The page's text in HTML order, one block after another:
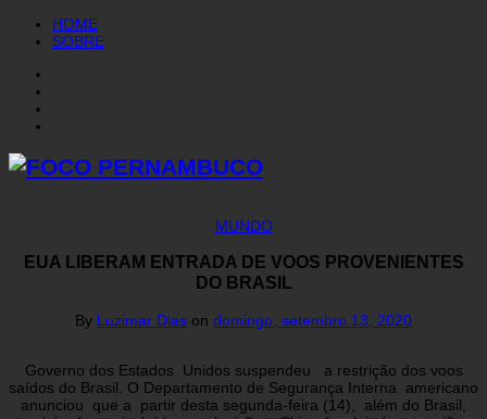
HOME
SOBRE
MUNDO
EUA LIBERAM ENTRADA DE VOOS PROVENIENTES
DO BRASIL
By Luzimar Dias on domingo, setembro 13, 2020
Governo dos Estados Unidos suspendeu a restrição dos voos
saídos do Brasil. O Departamento de Segurança Interna americano
anunciou que a partir desta segunda-feira (14), além do Brasil,